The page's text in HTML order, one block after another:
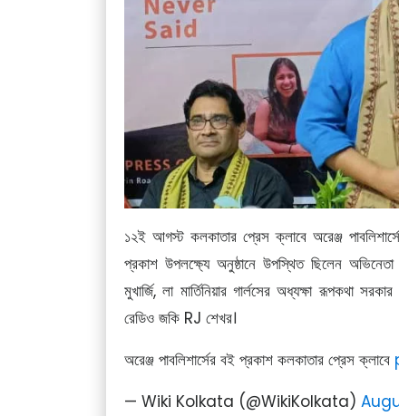
১২ই আগস্ট কলকাতার প্রেস ক্লাবে অরেঞ্জ
প্রকাশ উপলক্ষ্যে অনুষ্ঠানে উপস্থিত ছিলেন অভিনেতা
মুখার্জি, লা মার্তিনিয়ার গার্লসের অধ্যক্ষা রূপকথা
রেডিও জকি RJ শেখর।
অরেঞ্জ পাবলিশার্সের বই প্রকাশ কলকাতার প্রেস ক্লাবে
— Wiki Kolkata (@WikiKolkata)